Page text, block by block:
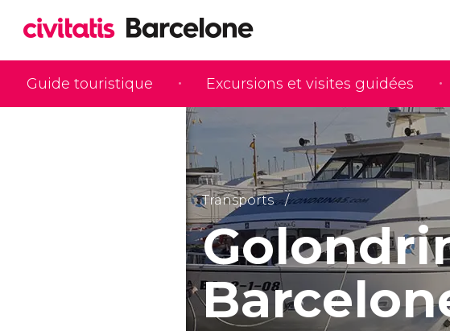
Guide touristique Excursions et visites guidées
Transports